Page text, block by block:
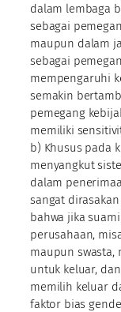
dalam lembaga
sebagai
maupun dalam
sebagai
mempengaruhi
semakin
pemegang
memiliki
b) Khusus pada
menyangkut
dalam
sangat
bahwa jika
perusahaan,
maupun swasta,
untuk keluar,
memilih keluar
faktor bias